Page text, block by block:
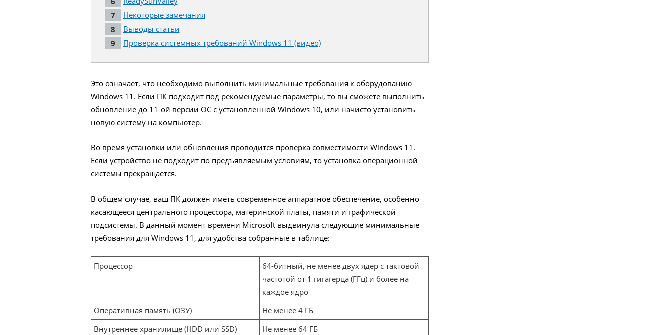
Некоторые замечания
Выводы статьи
Проверка системных требований Windows 11 (видео)
Это означает, что необходимо выполнить минимальные требования к оборудованию
Windows 11. Если ПК подходит под рекомендуемые параметры, то вы сможете выполнить
обновление до 11-ой версии ОС с установленной Windows 10, или начисто установить
новую систему на компьютер.
Во время установки или обновления проводится проверка совместимости Windows 11.
Если устройство не подходит по предъявляемым условиям, то установка операционной
системы прекращается.
В общем случае, ваш ПК должен иметь современное аппаратное обеспечение, особенно
касающееся центрального процессора, материнской платы, памяти и графической
подсистемы. В данный момент времени Microsoft выдвинула следующие минимальные
требования для Windows 11, для удобства собранные в таблице:
Процессор
64-битный, не менее двух ядер с тактовой
частотой от 1 гигагерца (ГГц) и более на
каждое ядро
Оперативная память (ОЗУ)
Не менее 4 ГБ
Внутреннее хранилище (HDD или SSD)
Не менее 64 ГБ